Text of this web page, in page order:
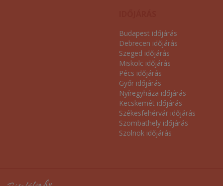
Budapest időjárás
Debrecen időjárás
Szeged időjárás
Miskolc időjárás
Pécs időjárás
Győr időjárás
Nyíregyháza időjárás
Kecskemét időjárás
Székesfehérvár időjárás
Szombathely időjárás
Szolnok időjárás